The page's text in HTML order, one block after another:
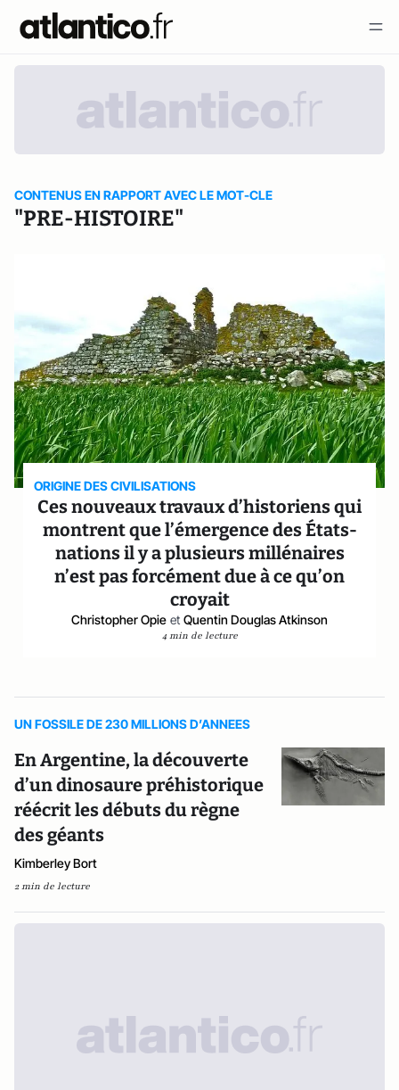
CONTENUS EN RAPPORT AVEC LE MOT-CLE
"PRE-HISTOIRE"
ORIGINE DES CIVILISATIONS
Ces nouveaux travaux d’historiens qui
montrent que l’émergence des États-
nations il y a plusieurs millénaires
n’est pas forcément due à ce qu’on
croyait
Christopher Opie et Quentin Douglas Atkinson
4 min de lecture
UN FOSSILE DE 230 MILLIONS D’ANNEES
En Argentine, la découverte
d’un dinosaure préhistorique
réécrit les débuts du règne
des géants
Kimberley Bort
2 min de lecture